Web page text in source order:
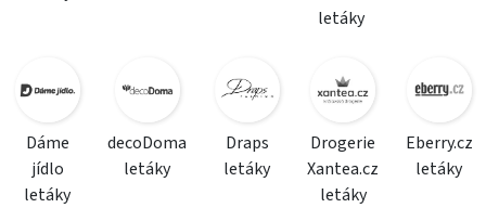
letáky
Dáme
jídlo
letáky
decoDoma
letáky
Draps
letáky
Drogerie
Xantea.cz
letáky
Eberry.cz
letáky